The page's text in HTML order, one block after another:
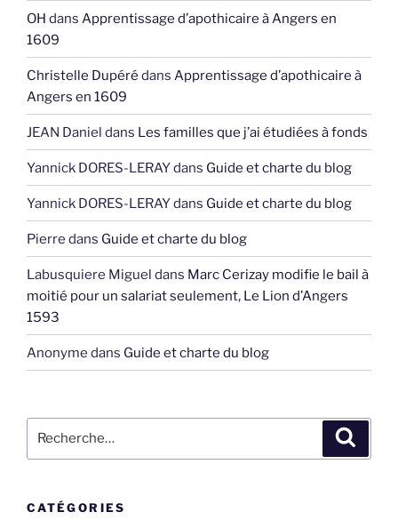
OH dans Apprentissage d’apothicaire à Angers en
1609
Christelle Dupéré dans Apprentissage d’apothicaire à
Angers en 1609
JEAN Daniel dans Les familles que j’ai étudiées à fonds
Yannick DORES-LERAYdans Guide et charte du blog
Yannick DORES-LERAYdans Guide et charte du blog
Pierre dans Guide et charte du blog
Labusquiere Miguel dans Marc Cerizay modifie le bail à
moitié pour un salariat seulement, Le Lion d’Angers
1593
Anonyme dans Guide et charte du blog
pour
CATÉGORIES